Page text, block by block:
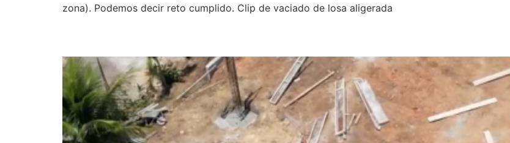
zona). Podemos decir reto cumplido. Clip de vaciado de losa aligerada